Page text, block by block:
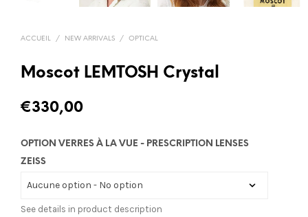
ACCUEIL / NEW ARRIVALS / OPTICAL
Moscot LEMTOSH Crystal
€330,00
OPTION VERRES À LA VUE - PRESCRIPTION LENSES
ZEISS
See details in product description